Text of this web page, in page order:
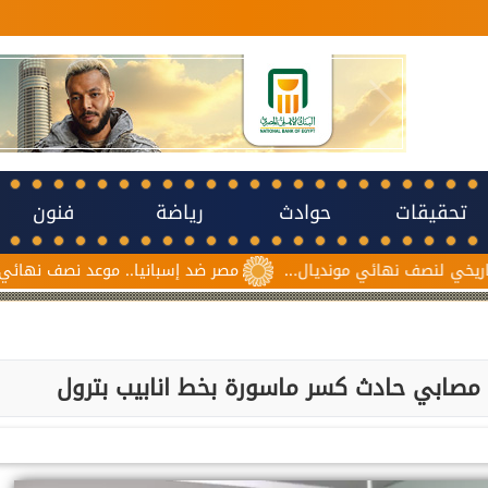
تحقيقات حوادث رياضة فنون
مصر ضد إسبانيا.. موعد نصف نهائي مونديال مونديال...
حادث كسر ماسورة بخط انابيب بترول